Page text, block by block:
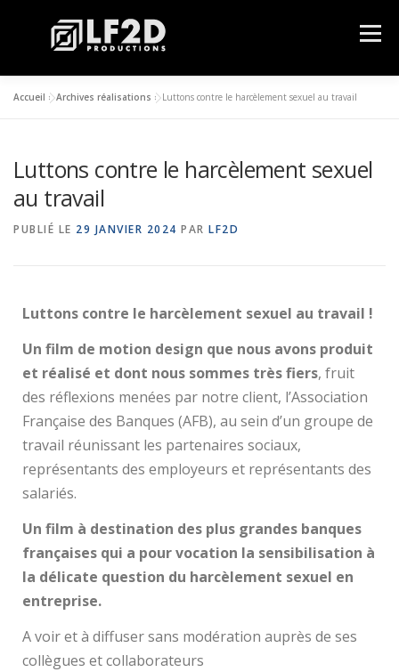
Menu
CLIENTS GALERIE RÉALISATIONS CONTACT
Accueil »Archives réalisations »Luttons contre le harcèlement sexuel au travail
Luttons contre le harcèlement sexuel
au travail
PUBLIÉ LE 29 JANVIER 2024 PAR LF2D
Luttons contre le harcèlement sexuel au travail !
Un film de motion design que nous avons produit
et réalisé et dont nous sommes très fiers, fruit
des réflexions menées par notre client, l’Association
Française des Banques (AFB), au sein d’un groupe de
travail réunissant les partenaires sociaux,
représentants des employeurs et représentants des
salariés.
Un film à destination des plus grandes banques
françaises qui a pour vocation la sensibilisation à
la délicate question du harcèlement sexuel en
entreprise.
A voir et à diffuser sans modération auprès de ses
collègues et collaborateurs